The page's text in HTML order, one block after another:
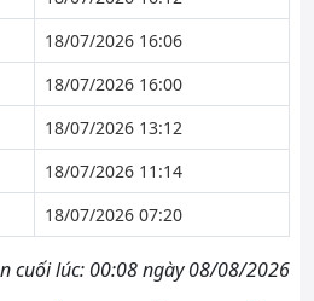
18/07/2026 16:06
18/07/2026 16:00
18/07/2026 13:12
18/07/2026 11:14
18/07/2026 07:20
cuối lúc: 00:08 ngày 08/08/2026